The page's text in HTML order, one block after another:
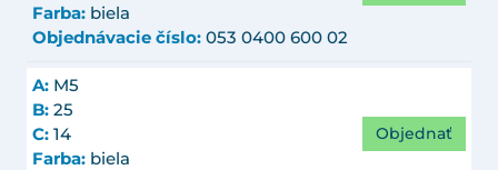
Farba: biela
Objednávacie číslo: 053 0400 600 02
A: M5
B: 25
C: 14
Farba: biela
Objednať